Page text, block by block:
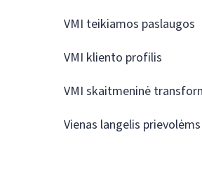
VMI teikiamos paslaugos
VMI kliento profilis
VMI skaitmeninė
Vienas langelis